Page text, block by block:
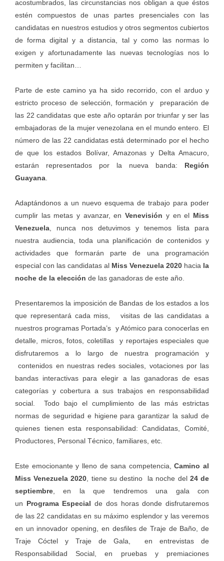
acostumbrados, las circunstancias nos obligan a que éstos
estén compuestos de unas partes presenciales con las
candidatas en nuestros estudios y otros segmentos cubiertos
de forma digital y a distancia, tal y como las normas lo
exigen y afortunadamente las nuevas tecnologías nos lo
permiten y facilitan…
Parte de este camino ya ha sido recorrido, con el arduo y
estricto proceso de selección, formación y preparación de
las 22 candidatas que este año optarán por triunfar y ser las
embajadoras de la mujer venezolana en el mundo entero. El
número de las 22 candidatas está determinado por el hecho
de que los estados Bolívar, Amazonas y Delta Amacuro,
estarán representados por la nueva banda: Región
Guayana
Adaptándonos a un nuevo esquema de trabajo para poder
cumplir las metas y avanzar, enVenevisión y en el Miss
Venezuela , nunca nos detuvimos y tenemos lista para
nuestra audiencia, toda una planificación de contenidos y
actividades que formarán parte de una programación
especial con las candidatas al Miss Venezuela 2020 hacia la
noche de la elección de las ganadoras de este año.
Presentaremos la imposición de Bandas de los estados a los
que representará cada miss, visitas de las candidatas a
nuestros programas Portada’s y Atómico para conocerlas en
detalle, micros, fotos, coletillas y reportajes especiales que
disfrutaremos a lo largo de nuestra programación y
contenidos en nuestras redes sociales, votaciones por las
bandas interactivas para elegir a las ganadoras de esas
categorías y cobertura a sus trabajos en responsabilidad
social. Todo bajo el cumplimiento de las más estrictas
normas de seguridad e higiene para garantizar la salud de
quienes tienen esta responsabilidad: Candidatas, Comité,
Productores, Personal Técnico, familiares, etc.
Este emocionante y lleno de sana competencia,Camino al
Miss Venezuela 2020 , tiene su destino la noche del 24 de
septiembre , en la que tendremos una gala con
un Programa Especial de dos horas donde disfrutaremos
de las 22 candidatas en su máximo esplendor y las veremos
en un innovador opening, en desfiles de Traje de Baño, de
Traje Cóctel y Traje de Gala, en entrevistas de
Responsabilidad Social, en pruebas y premiaciones